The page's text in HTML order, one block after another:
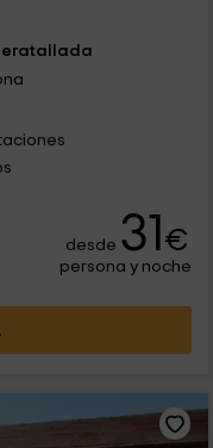
desde 31€
persona y noche